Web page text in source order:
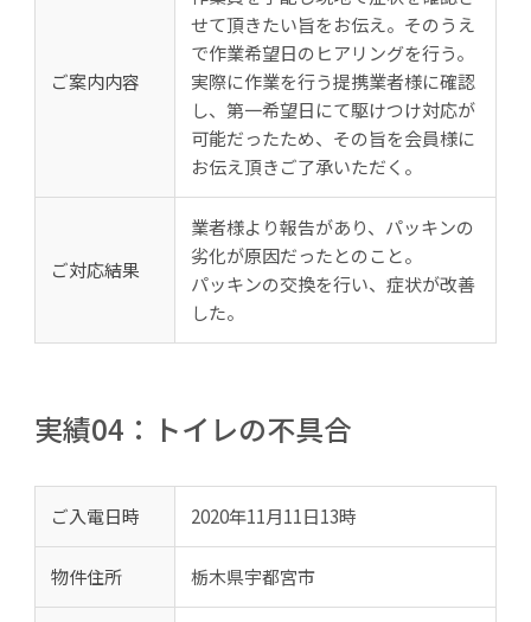
ご案内内容
せて頂きたい旨をお伝え。そのうえ
で作業希望日のヒアリングを行う。
実際に作業を行う提携業者様に確認
し、第一希望日にて駆けつけ対応が
可能だったため、その旨を会員様に
お伝え頂きご了承いただく。
ご対応結果
業者様より報告があり、パッキンの
劣化が原因だったとのこと。
パッキンの交換を行い、症状が改善
した。
実績04：トイレの不具合
ご入電日時 2020年11月11日13時
物件住所 栃木県宇都宮市